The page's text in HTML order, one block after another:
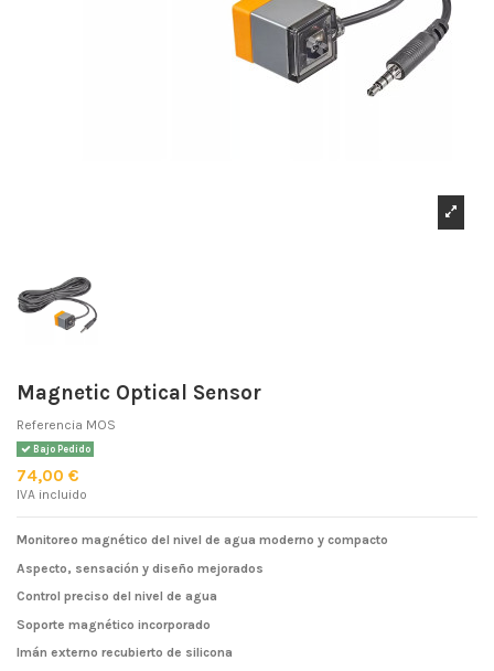
Magnetic Optical Sensor
Referencia MOS
Bajo Pedido
74,00 €
IVA incluido
Monitoreo magnético del nivel de agua moderno y compacto
Aspecto, sensación y diseño mejorados
Control preciso del nivel de agua
Soporte magnético incorporado
Imán externo recubierto de silicona